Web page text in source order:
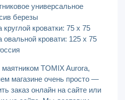
универсальное
березы
кроватки: 75 х 75
овальной кровати: 125 х 75
TOMIX Aurora,
магазине очень просто —
заказ онлайн на сайте или